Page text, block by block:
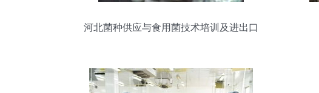
河北菌种供应与食用菌技术培训及进出口